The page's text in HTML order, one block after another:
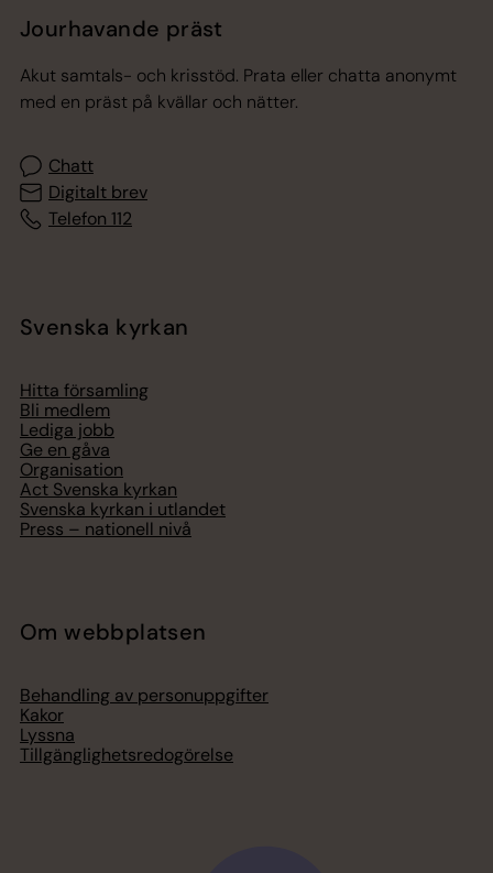
Jourhavande präst
Akut samtals- och krisstöd. Prata eller chatta anonymt
med en präst på kvällar och nätter.
Chatt
Digitalt brev
Telefon 112
Svenska kyrkan
Hitta församling
Bli medlem
Lediga jobb
Ge en gåva
Organisation
Act Svenska kyrkan
Svenska kyrkan i utlandet
Press – nationell nivå
Om webbplatsen
Behandling av personuppgifter
Kakor
Lyssna
Tillgänglighetsredogörelse